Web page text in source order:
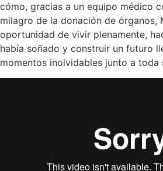
cómo, gracias a un equipo médico
milagro de la donación de órganos,
oportunidad de vivir plenamente,
había soñado y construir un futuro
momentos inolvidables junto a toda